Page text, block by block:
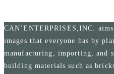
CAN’ENTERPRISES,INC.
images that everyone has by
manufacturing, importing, and
building materials such as